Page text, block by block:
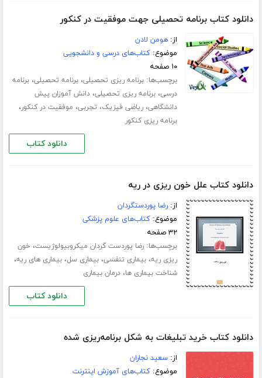
دانلود کتاب برنامه تحصیلی جهت موفقیت در کنکور
از:هومن لادن
موضوع:کتاب‌های درسی و دانشجویی
۱۰ صفحه
برچسب‌ها:برنامه ریزی تحصیلی،برنامه تحصیلی،برنامه
درسی،برنامه ریزی تحصیلی،دانش آموزان پیش
دانشگاهی،ریاضی فیزیک، تجربی، موفقیت در کنکور،
برنامه ریزی کنکور
دانلود کتاب
دانلود کتاب علل خون ریزی در ریه
از:رضا پوردستگردان
موضوع:کتاب‌های علوم پزشکی
۳۲ صفحه
برچسب‌ها:رضا پوردست گردان میکروبیولوژیست، خون
ریزی ریه،بیماری تنفسی،بیماری سل،بیماری های ریه،
شناخت بیماری ها،درمان بیماری
دانلود کتاب
دانلود کتاب خرید تبلیغات به شکل برنامه‌ریزی شده
از:سعید نجاران
موضوع:کتاب‌های آموزش اینترنت